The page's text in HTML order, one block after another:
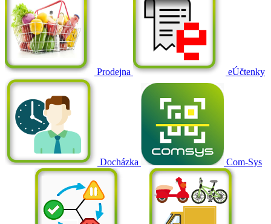
Prodejna eÚčtenky
Docházka Com-Sys